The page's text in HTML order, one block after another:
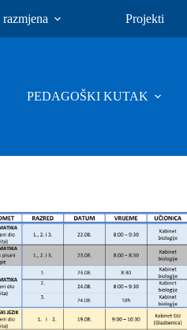
Projekti
PEDAGOŠKI KUTAK